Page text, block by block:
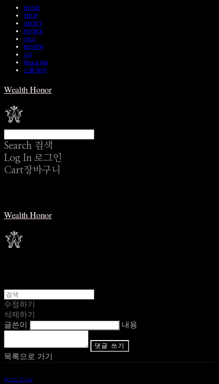
HOME
SHOP
ABOUT
NOTICE
Q&A
REVIEW
A/S
Wear & Pair
쇼룸 예약
Wealth Honor
Search 검색
Log In 로그인
Cart장바구니
Wealth Honor
수정하기
삭제하기
글쓴이
내용
댓글 쓰기
목록으로 가기
Terms of Use